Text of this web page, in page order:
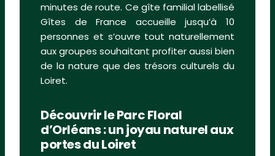
minutes de route. Ce gîte familial labellisé
Gîtes de France accueille jusqu’à 10
personnes et s’ouvre tout naturellement
aux groupes souhaitant profiter aussi bien
de la nature que des trésors culturels du
Loiret.
Découvrir le Parc Floral
d’Orléans : un joyau naturel aux
portes du Loiret